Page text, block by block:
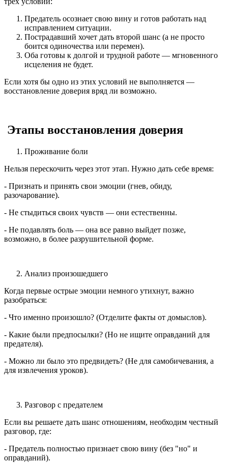
Предатель осознает свою вину и готов работать над
исправлением ситуации.
Пострадавший хочет дать второй шанс (а не просто
боится одиночества или перемен).
Оба готовы к долгой и трудной работе — мгновенного
исцеления не будет.
Если хотя бы одно из этих условий не выполняется —
восстановление доверия вряд ли возможно.
Этапы восстановления доверия
Проживание боли
Нельзя перескочить через этот этап. Нужно дать себе время:
- Признать и принять свои эмоции (гнев, обиду,
разочарование).
- Не стыдиться своих чувств — они естественны.
- Не подавлять боль — она все равно выйдет позже,
возможно, в более разрушительной форме.
Анализ произошедшего
Когда первые острые эмоции немного утихнут, важно
разобраться:
- Что именно произошло? (Отделите факты от домыслов).
- Какие были предпосылки? (Но не ищите оправданий для
предателя).
- Можно ли было это предвидеть? (Не для самобичевания, а
для извлечения уроков).
Разговор с предателем
Если вы решаете дать шанс отношениям, необходим честный
разговор, где:
- Предатель полностью признает свою вину (без "но" и
оправданий).